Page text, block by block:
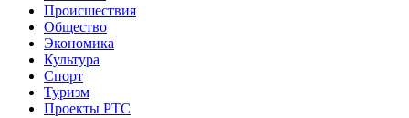
Происшествия
Общество
Экономика
Культура
Спорт
Туризм
Проекты РТС